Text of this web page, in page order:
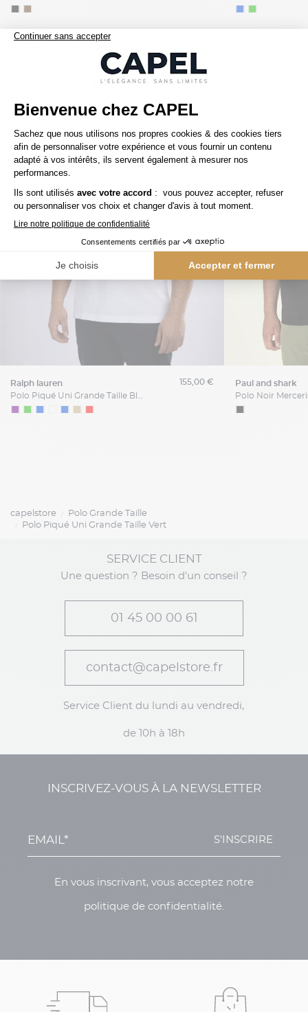
Nos clients aiment aussi
ralph lauren
Polo Piqué Uni Grande Taille Blanc
155,00 € paul and shark
capelstore
Polo Grande Taille
Polo Piqué Uni Grande Taille Vert
SERVICE CLIENT
Une question ? Besoin d'un conseil ?
01 45 00 00 61
contact@capelstore.fr
Service Client du lundi au vendredi,
de 10h à 18h
INSCRIVEZ-VOUS À LA NEWSLETTER
S'INSCRIRE
En vous inscrivant, vous acceptez notre
politique de confidentialité.